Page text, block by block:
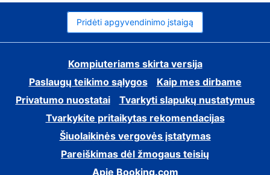
Pridėti apgyvendinimo įstaigą
Kompiuteriams skirta versija
Paslaugų teikimo sąlygos
Kaip mes dirbame
Privatumo nuostatai
Tvarkyti slapukų nustatymus
Tvarkykite pritaikytas rekomendacijas
Šiuolaikinės vergovės įstatymas
Pareiškimas dėl žmogaus teisių
Apie Booking.com